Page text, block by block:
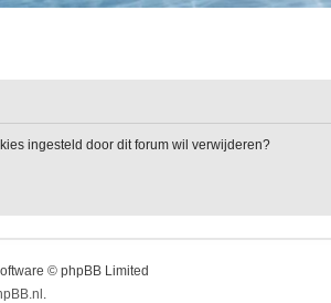
ingesteld door dit forum wil verwijderen?
© phpBB Limited
.